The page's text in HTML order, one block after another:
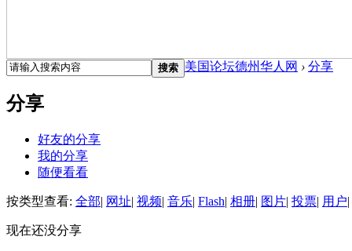
搜索 美国论坛德州华人网 › 分享
分享
好友的分享
我的分享
随便看看
按类型查看: 全部| 网址| 视频| 音乐| Flash| 相册| 图片| 投票| 用户|
现在还没分享